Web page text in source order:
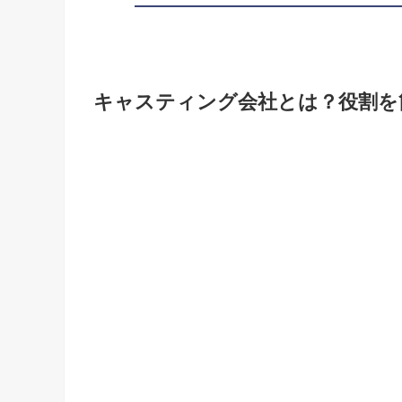
キャスティング会社とは？役割